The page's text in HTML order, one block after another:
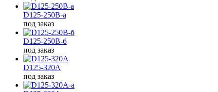
D125-250B-а
под заказ
D125-250B-б
под заказ
D125-320A
под заказ